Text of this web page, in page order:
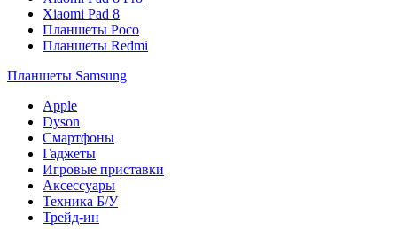
Xiaomi Pad 8
Планшеты Poco
Планшеты Redmi
Планшеты Samsung
Apple
Dyson
Смартфоны
Гаджеты
Игровые приставки
Аксессуары
Техника Б/У
Трейд-ин